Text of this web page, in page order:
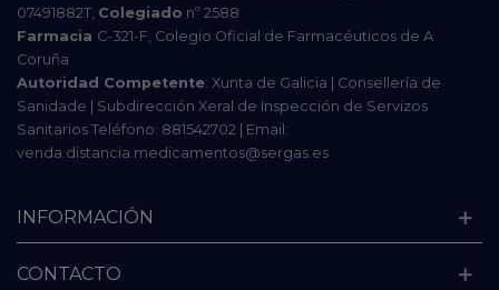
07491882T, Colegiado nº 2588
Farmacia C-321-F, Colegio Oficial de Farmacéuticos de A
Coruña
Autoridad Competente: Xunta de Galicia | Consellería de
Sanidade | Subdirección Xeral de Inspección de Servizos
Sanitarios Teléfono: 881542702 | Email:
venda.distancia.medicamentos@sergas.es
INFORMACIÓN
CONTACTO